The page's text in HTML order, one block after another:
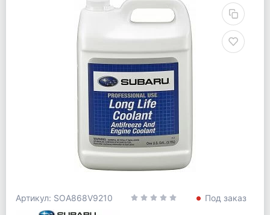
Артикул: SOA868V9210 Под заказ